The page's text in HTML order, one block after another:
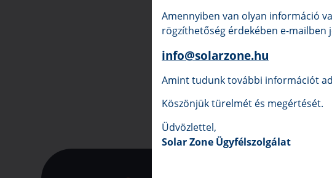
Amennyiben van olyan információ
rögzíthetőség érdekében e-mailben
info@solarzone.hu
Amint tudunk további információt
Köszönjük türelmét és megértését.
Üdvözlettel,
Solar Zone Ügyfélszolgálat